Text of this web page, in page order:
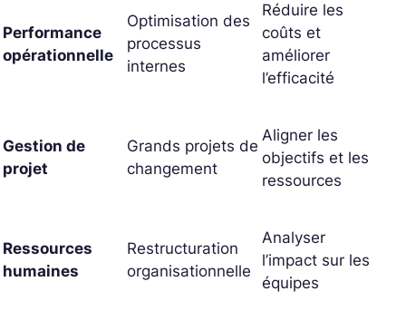
Performance
opérationnelle
Optimisation des
processus
internes
Réduire les
coûts et
améliorer
l’efficacité
Gestion de
projet
Grands projets de
changement
Aligner les
objectifs et les
ressources
Ressources
humaines
Restructuration
organisationnelle
Analyser
l’impact sur les
équipes